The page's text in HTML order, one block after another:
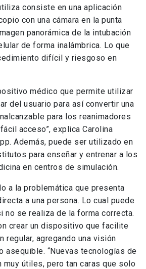
consiste en una aplicación
con una cámara en la punta
panorámica de la intubación
de forma inalámbrica. Lo que
difícil y riesgoso en
médico que permite utilizar
del usuario para así convertir una
para los reanimadores
acceso”, explica Carolina
Además, puede ser utilizado en
para enseñar y entrenar a los
en centros de simulación.
a la problemática que presenta
a una persona. Lo cual puede
no se realiza de la forma correcta.
crear un dispositivo que facilite
regular, agregando una visión
asequible. “Nuevas tecnologías de
útiles, pero tan caras que solo